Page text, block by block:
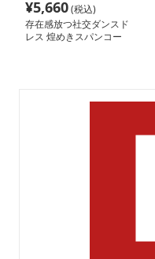
¥5,660(税込)
存在感放つ社交ダンスド
レス 煌めきスパンコー